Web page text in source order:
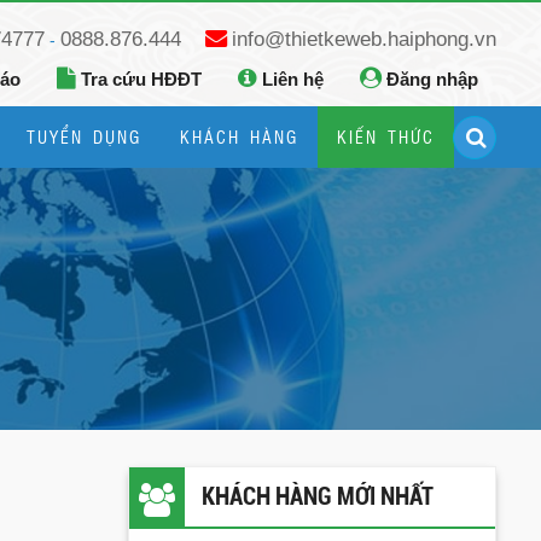
- 0888.876.444 info@thietkeweb.haiphong.vn
Tra cứu HĐĐT Liên hệ Đăng nhập
TUYỂN DỤNG KHÁCH HÀNG KIẾN THỨC
KHÁCH HÀNG MỚI NHẤT